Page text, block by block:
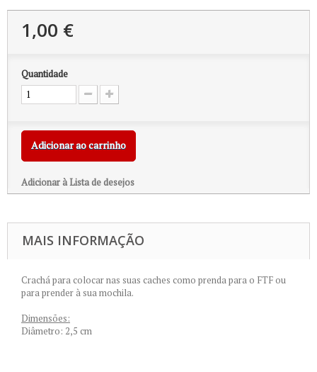
1,00 €
Quantidade
Adicionar ao carrinho
Adicionar à Lista de desejos
MAIS INFORMAÇÃO
Crachá para colocar nas suas caches como prenda para o FTF ou
para prender à sua mochila.
Dimensões:
Diâmetro: 2,5 cm